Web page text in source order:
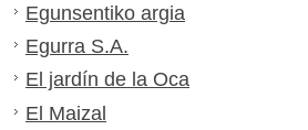
Egunsentiko argia
Egurra S.A.
El jardín de la Oca
El Maizal